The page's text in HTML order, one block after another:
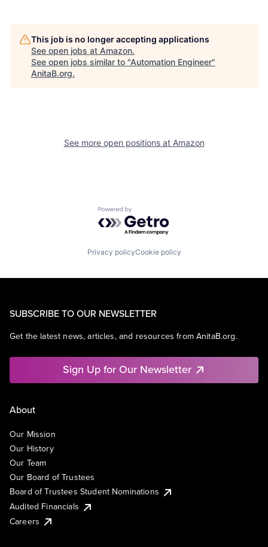
This job is no longer accepting applications
See open jobs at Amazon.
See open jobs similar to "Automation Engineer"
AnitaB.org.
See more open positions at Amazon
Powered by Getro.com
Privacy policyCookie policy
SUBSCRIBE TO OUR NEWSLETTER
Get the latest news, articles, and resources from AnitaB.org.
Sign Up for Our Newsletter
About
Our Mission
Our History
Our Team
Our Board of Trustees
Board of Trustees Student Nominations
Audited Financials
Careers